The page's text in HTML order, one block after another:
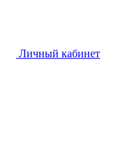
Личный кабинет